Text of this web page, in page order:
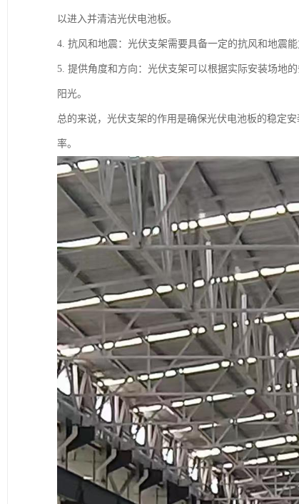
以进入并清洁光伏电池板。
4. 抗风和地震：光伏支架需要具备一定的抗风和地震
5. 提供角度和方向：光伏支架可以根据实际安装场地
阳光。
总的来说，光伏支架的作用是确保光伏电池板的稳定
率。